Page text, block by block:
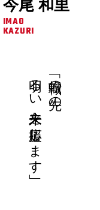
今尾 和里
IMAO
KAZURI
「転職の先の
明るい未来を応援します」